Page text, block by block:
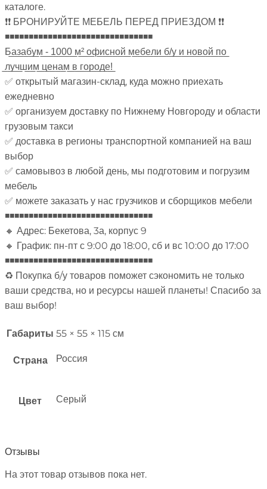
каталоге.
❗❗ БРОНИРУЙТЕ МЕБЕЛЬ ПЕРЕД ПРИЕЗДОМ ❗❗
◾◾◾◾◾◾◾◾◾◾◾◾◾◾◾◾◾◾◾◾◾◾◾◾◾◾◾◾◾◾◾
Б̲а̲з̲а̲б̲у̲м̲ ̲-̲ ̲1̲0̲0̲0̲ ̲м̲²̲ ̲о̲ф̲и̲с̲н̲о̲й̲ ̲м̲е̲б̲е̲л̲и̲ ̲б̲/̲у̲ ̲и̲ ̲н̲о̲в̲о̲й̲ ̲п̲о̲
̲л̲у̲ч̲ш̲и̲м̲ ̲ц̲е̲н̲а̲м̲ ̲в̲ ̲г̲о̲р̲о̲д̲е̲!̲
✅ открытый магазин-склад, куда можно приехать
ежедневно
✅ организуем доставку по Нижнему Новгороду и области
грузовым такси
✅ доставка в регионы транспортной компанией на ваш
выбор
✅ самовывоз в любой день, мы подготовим и погрузим
мебель
✅ можете заказать у нас грузчиков и сборщиков мебели
◾◾◾◾◾◾◾◾◾◾◾◾◾◾◾◾◾◾◾◾◾◾◾◾◾◾◾◾◾◾◾
🔸 Адрес: Бекетова, 3а, корпус 9
🔸 График: пн-пт с 9:00 до 18:00, сб и вс 10:00 до 17:00
◾◾◾◾◾◾◾◾◾◾◾◾◾◾◾◾◾◾◾◾◾◾◾◾◾◾◾◾◾◾◾
♻ Покупка б/у товаров поможет сэкономить не только
ваши средства, но и ресурсы нашей планеты! Спасибо за
ваш выбор!
Габариты 55 × 55 × 115 см
Страна Россия
Цвет Серый
Отзывы
На этот товар отзывов пока нет.